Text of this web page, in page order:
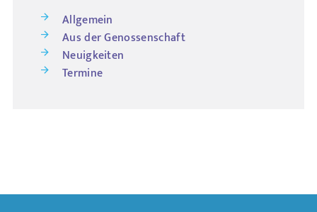
Allgemein
Aus der Genossenschaft
Neuigkeiten
Termine